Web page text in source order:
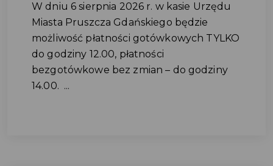
W dniu 6 sierpnia 2026 r. w kasie Urzędu
Miasta Pruszcza Gdańskiego będzie
możliwość płatności gotówkowych TYLKO
do godziny 12.00, płatności
bezgotówkowe bez zmian – do godziny
14.00. ...